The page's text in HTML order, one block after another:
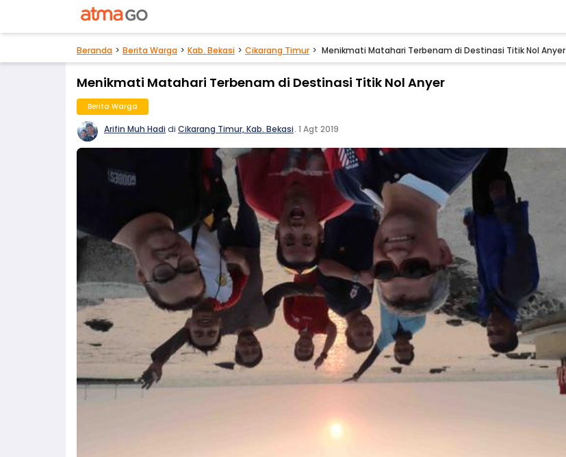
Beranda Berita Warga Kab. Bekasi Cikarang Timur Menikmati Matahari Terbenam di Destinasi Titik Nol Anyer
Menikmati Matahari Terbenam di Destinasi Titik Nol Anyer
Berita Warga
Arifin Muh Hadidi Cikarang Timur, Kab. Bekasi. 1 Agt 2019